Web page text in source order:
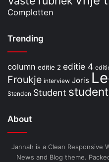
Complotten
Trending
column editie 2 editie 4
Froukje interview Joris
Stenden Student
About
Jannah is a Clean Responsive
News and Blog theme.